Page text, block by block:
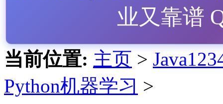
业又靠谱
当前位置: 主页 >
Python机器学习 >